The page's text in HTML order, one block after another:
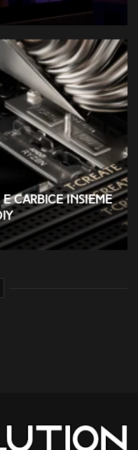
e Carbice insieme